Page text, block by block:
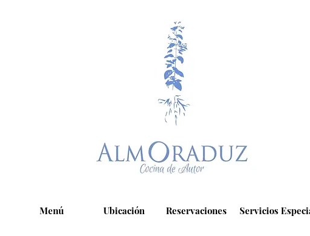
Menú Ubicación Reservaciones Servicios